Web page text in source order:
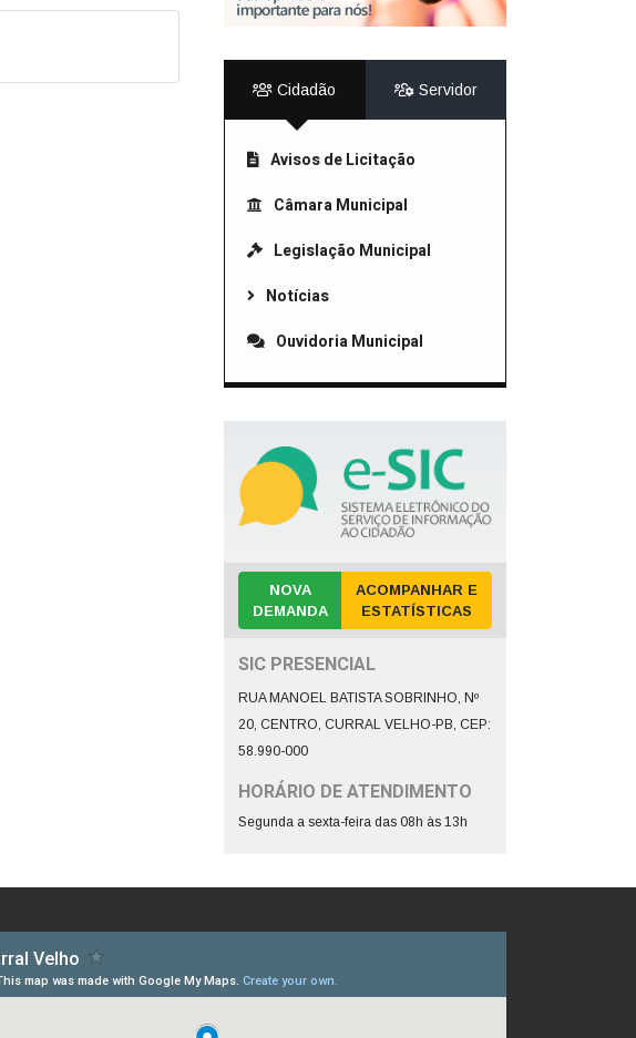
Cidadão Servidor
Avisos de Licitação
Câmara Municipal
Legislação Municipal
Notícias
Ouvidoria Municipal
NOVA
DEMANDA
ACOMPANHAR E
ESTATÍSTICAS
SIC PRESENCIAL
RUA MANOEL BATISTA SOBRINHO, Nº
20, CENTRO, CURRAL VELHO-PB, CEP:
58.990-000
HORÁRIO DE ATENDIMENTO
Segunda a sexta-feira das 08h às 13h